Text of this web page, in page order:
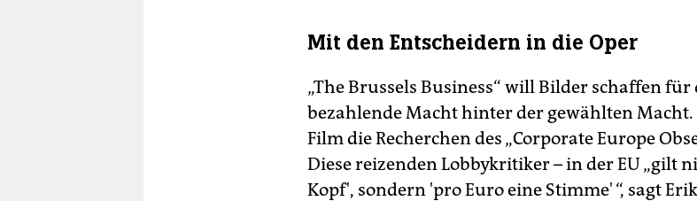
Mit den Entscheidern in die Oper
„The Brussels Business“ will Bilder schaffen
bezahlende Macht hinter der gewählten Macht.
Film die Recherchen des „Corporate Europe
Diese reizenden Lobbykritiker – in der EU „gilt
Kopf', sondern 'pro Euro eine Stimme' “, sagt